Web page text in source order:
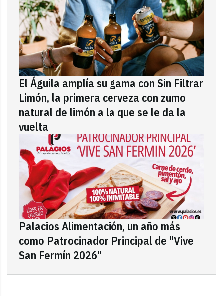
El Águila amplía su gama con Sin Filtrar
Limón, la primera cerveza con zumo
natural de limón a la que se le da la
vuelta
Palacios Alimentación, un año más
como Patrocinador Principal de "Vive
San Fermín 2026"